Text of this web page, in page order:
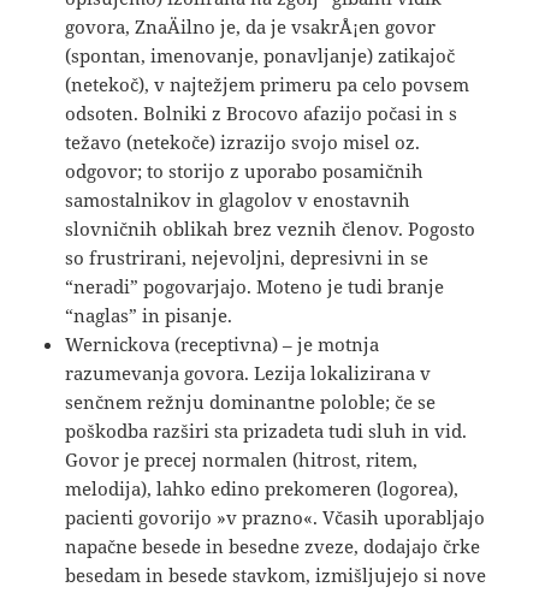
govora, ZnaÄilno je, da je vsakrÅ¡en govor
(spontan, imenovanje, ponavljanje) zatikajoč
(netekoč), v najtežjem primeru pa celo povsem
odsoten. Bolniki z Brocovo afazijo počasi in s
težavo (netekoče) izrazijo svojo misel oz.
odgovor; to storijo z uporabo posamičnih
samostalnikov in glagolov v enostavnih
slovničnih oblikah brez veznih členov. Pogosto
so frustrirani, nejevoljni, depresivni in se
“neradi” pogovarjajo. Moteno je tudi branje
“naglas” in pisanje.
Wernickova (receptivna) – je motnja
razumevanja govora. Lezija lokalizirana v
senčnem režnju dominantne poloble; če se
poškodba razširi sta prizadeta tudi sluh in vid.
Govor je precej normalen (hitrost, ritem,
melodija), lahko edino prekomeren (logorea),
pacienti govorijo »v prazno«. Včasih uporabljajo
napačne besede in besedne zveze, dodajajo črke
besedam in besede stavkom, izmišljujejo si nove